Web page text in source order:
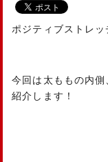
ポジティブストレッ
今回は太ももの内側
紹介します！